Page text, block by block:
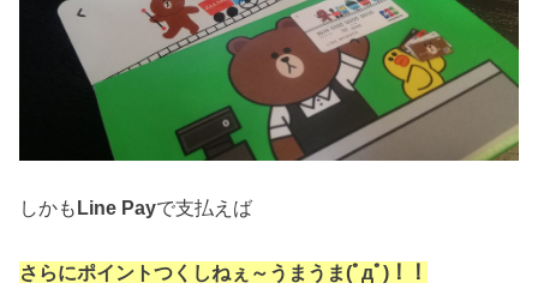
しかもLine Payで支払えば
さらにポイントつくしねぇ～うまうま(ﾟдﾟ)！！